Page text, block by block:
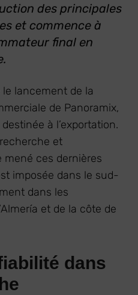
des principales
et commence à
final en
lancement de la
de Panoramix,
à l’exportation.
et
mené ces dernières
imposée dans le sud-
dans les
et de la côte de
dans